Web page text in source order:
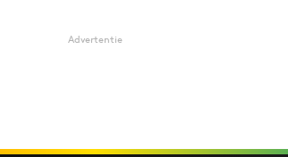
Advertentie